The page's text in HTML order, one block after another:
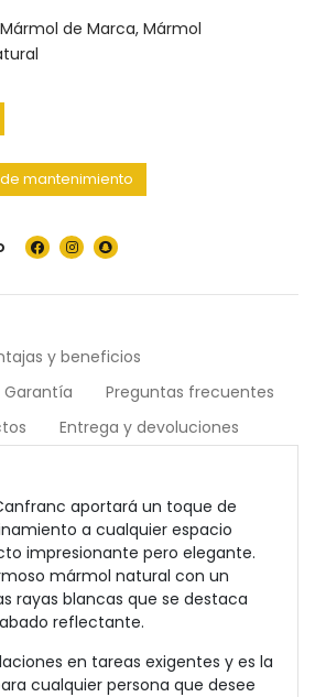
Mármol de Marca, Mármol
mantenimiento
y beneficios
Garantía
Preguntas frecuentes
Entrega y devoluciones
aportará un toque de
a cualquier espacio
impresionante pero elegante.
mármol natural con un
rayas blancas que se destaca
reflectante.
en tareas exigentes y es la
cualquier persona que desee